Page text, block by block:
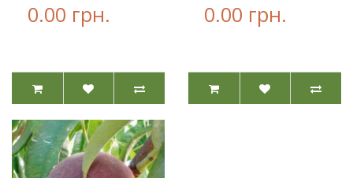
0.00 грн. 0.00 грн.